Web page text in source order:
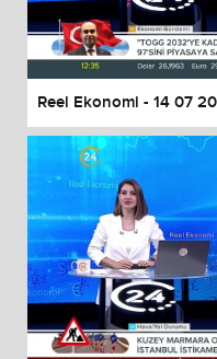
End of dialog window.
Reel Ekonomi - 14 07